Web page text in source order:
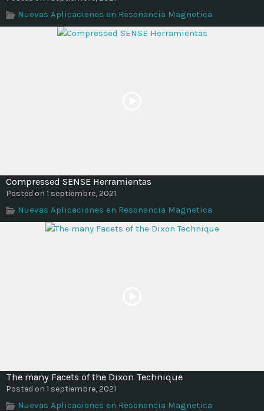
Nuevas Aplicaciones en Resonancia Magnetica
Compressed SENSE Herramientas
Posted on 1 septiembre, 2021
Nuevas Aplicaciones en Resonancia Magnetica
The many Facets of the Dixon Technique
Posted on 1 septiembre, 2021
Nuevas Aplicaciones en Resonancia Magnetica